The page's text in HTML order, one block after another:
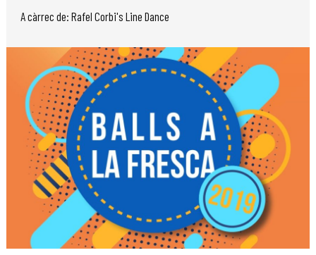
A càrrec de: Rafel Corbi's Line Dance